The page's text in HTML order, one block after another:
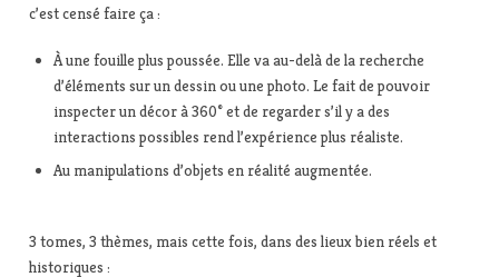
c’est censé faire ça :
À une fouille plus poussée. Elle va au-delà de la recherche
d’éléments sur un dessin ou une photo. Le fait de pouvoir
inspecter un décor à 360° et de regarder s’il y a des
interactions possibles rend l’expérience plus réaliste.
Au manipulations d’objets en réalité augmentée.
3 tomes, 3 thèmes, mais cette fois, dans des lieux bien réels et
historiques :